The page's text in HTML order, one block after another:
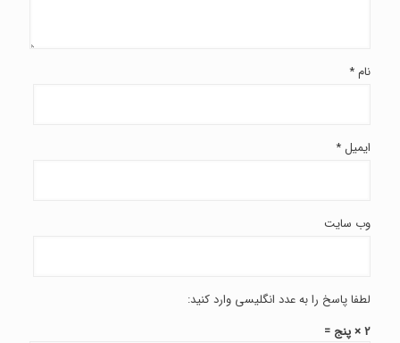
نام*
ایمیل *
وب‌ سایت
لطفا پاسخ را به عدد انگلیسی وارد کنید:
2 × پنج =